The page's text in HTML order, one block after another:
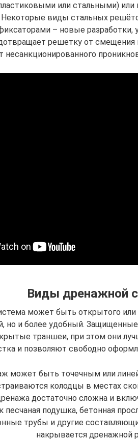
или стальными)
Некоторые виды стальных
– новые
решетку от смещения
несанкционированного
Виды дренажной
может быть открытого или
но и более удобный.
траншеи, при этом они
и позволяют свободно
может быть точечным или
колодцы в местах
достаточно сложна и
песчаная подушка, бетонная
трубы и другие
накрывается дренажной